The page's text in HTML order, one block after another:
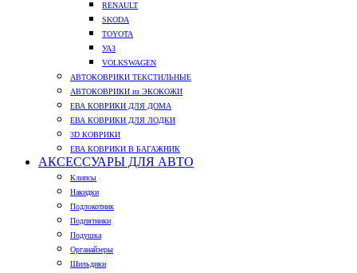
RENAULT
SKODA
TOYOTA
УАЗ
VOLKSWAGEN
АВТОКОВРИКИ ТЕКСТИЛЬНЫЕ
АВТОКОВРИКИ из ЭКОКОЖИ
ЕВА КОВРИКИ ДЛЯ ДОМА
ЕВА КОВРИКИ ДЛЯ ЛОДКИ
3D КОВРИКИ
ЕВА КОВРИКИ В БАГАЖНИК
АКСЕССУАРЫ ДЛЯ АВТО
Клипсы
Накидки
Подлокотник
Подпятники
Подушка
Органайзеры
Шильдики